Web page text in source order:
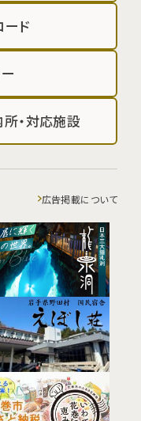
ド
・対応施設
広告掲載について